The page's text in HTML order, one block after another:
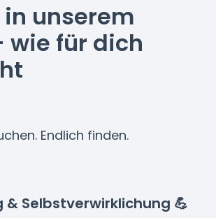
in unserem
wie für dich
Endlich finden.
& Selbstverwirklichung 💪